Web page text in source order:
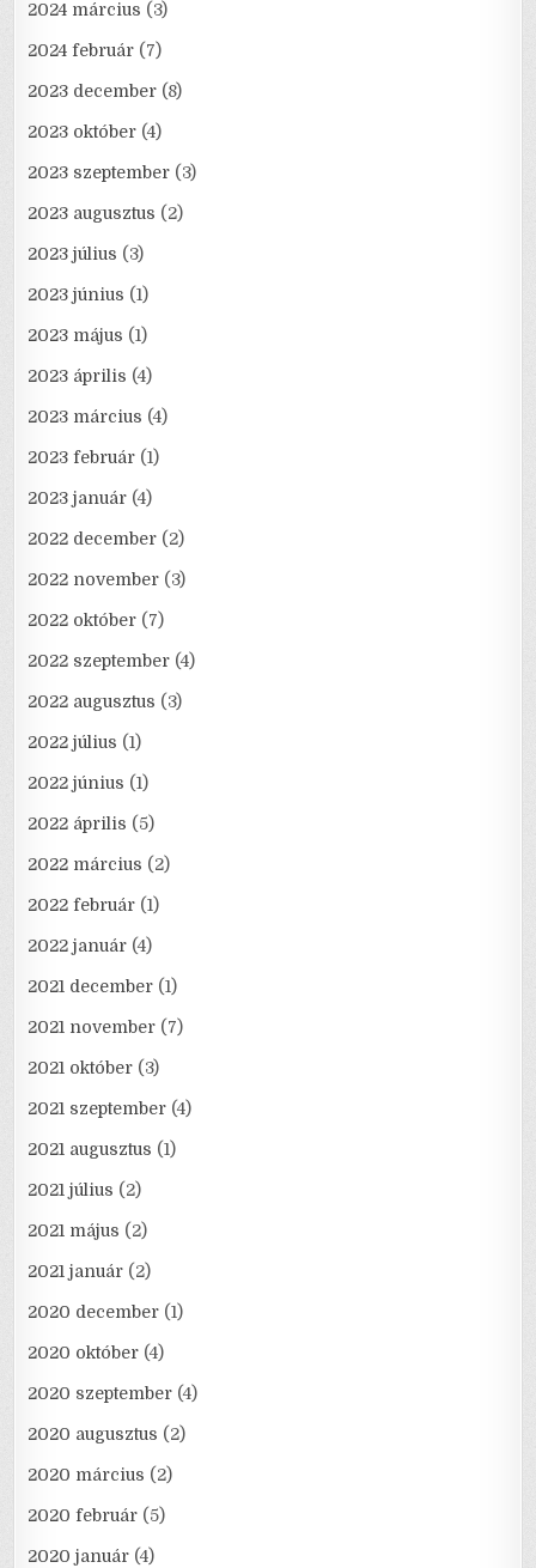
2024 március (3)
2024 február (7)
2023 december (8)
2023 október (4)
2023 szeptember (3)
2023 augusztus (2)
2023 július (3)
2023 június (1)
2023 május (1)
2023 április (4)
2023 március (4)
2023 február (1)
2023 január (4)
2022 december (2)
2022 november (3)
2022 október (7)
2022 szeptember (4)
2022 augusztus (3)
2022 július (1)
2022 június (1)
2022 április (5)
2022 március (2)
2022 február (1)
2022 január (4)
2021 december (1)
2021 november (7)
2021 október (3)
2021 szeptember (4)
2021 augusztus (1)
2021 július (2)
2021 május (2)
2021 január (2)
2020 december (1)
2020 október (4)
2020 szeptember (4)
2020 augusztus (2)
2020 március (2)
2020 február (5)
2020 január (4)